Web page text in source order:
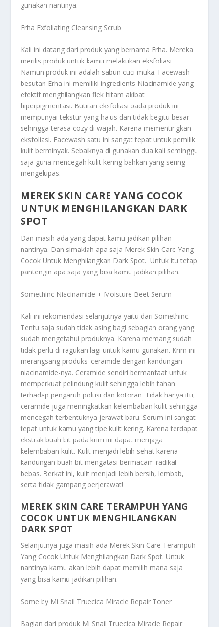
gunakan nantinya.
Erha Exfoliating Cleansing Scrub
Kali ini datang dari produk yang bernama Erha. Mereka
merilis produk untuk kamu melakukan eksfoliasi.
Namun produk ini adalah sabun cuci muka. Facewash
besutan Erha ini memiliki ingredients Niacinamide yang
efektif menghilangkan flek hitam akibat
hiperpigmentasi. Butiran eksfoliasi pada produk ini
mempunyai tekstur yang halus dan tidak begitu besar
sehingga terasa cozy di wajah. Karena mementingkan
eksfoliasi. Facewash satu ini sangat tepat untuk pemilik
kulit berminyak. Sebaiknya di gunakan dua kali seminggu
saja guna mencegah kulit kering bahkan yang sering
mengelupas.
MEREK SKIN CARE YANG COCOK
UNTUK MENGHILANGKAN DARK
SPOT
Dan masih ada yang dapat kamu jadikan pilihan
nantinya. Dan simaklah apa saja Merek Skin Care Yang
Cocok Untuk Menghilangkan Dark Spot. Untuk itu tetap
pantengin apa saja yang bisa kamu jadikan pilihan.
Somethinc Niacinamide + Moisture Beet Serum
Kali ini rekomendasi selanjutnya yaitu dari Somethinc.
Tentu saja sudah tidak asing bagi sebagian orang yang
sudah mengetahui produknya. Karena memang sudah
tidak perlu di ragukan lagi untuk kamu gunakan. Krim ini
merangsang produksi ceramide dengan kandungan
niacinamide-nya. Ceramide sendiri bermanfaat untuk
memperkuat pelindung kulit sehingga lebih tahan
terhadap pengaruh polusi dan kotoran. Tidak hanya itu,
ceramide juga meningkatkan kelembaban kulit sehingga
mencegah terbentuknya jerawat baru. Serum ini sangat
tepat untuk kamu yang tipe kulit kering. Karena terdapat
ekstrak buah bit pada krim ini dapat menjaga
kelembaban kulit. Kulit menjadi lebih sehat karena
kandungan buah bit mengatasi bermacam radikal
bebas. Berkat ini, kulit menjadi lebih bersih, lembab,
serta tidak gampang berjerawat!
MEREK SKIN CARE TERAMPUH YANG
COCOK UNTUK MENGHILANGKAN
DARK SPOT
Selanjutnya juga masih ada Merek Skin Care Terampuh
Yang Cocok Untuk Menghilangkan Dark Spot. Untuk
nantinya kamu akan lebih dapat memilih mana saja
yang bisa kamu jadikan pilihan.
Some by Mi Snail Truecica Miracle Repair Toner
Bagian dari produk Mi Snail Truecica Miracle Repair